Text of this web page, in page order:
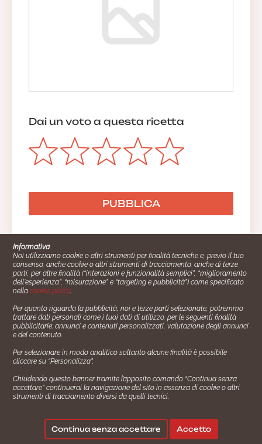
Dai un voto a questa ricetta
Cucinare.it è un marchio commerciale di Impiego24.it s.r.l.
copyright 2014 - 2024 P.IVA: 03406490130
Azienda certiﬁcata ISO 27001 numero: SNR 73140386/89/I
- Azienda certiﬁcata ISO 9001 numero: SNR
Gestione consensi e categorie merceologiche marketing
Seguici su:
Informativa
Noi utilizziamo cookie o altri strumenti per finalità tecniche e, previo il tuo
consenso, anche cookie o altri strumenti di tracciamento, anche di terze
parti, per altre finalità (“interazioni e funzionalità semplici”, “miglioramento
dell'esperienza”, “misurazione” e “targeting e pubblicità”) come specificato
nellacookie policy.
Per quanto riguarda la pubblicità, noi e terze parti selezionate, potremmo
trattare dati personali come i tuoi dati di utilizzo, per le seguenti finalità
pubblicitarie: annunci e contenuti personalizzati, valutazione degli annunci
e del contenuto.
Per selezionare in modo analitico soltanto alcune finalità è possibile
cliccare su “Personalizza”.
Chiudendo questo banner tramite l’apposito comando “Continua senza
accettare” continuerai la navigazione del sito in assenza di cookie o altri
strumenti di tracciamento diversi da quelli tecnici.
Continua senza accettare Accetto